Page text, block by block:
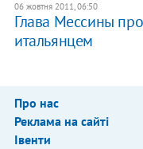
06 жовтня 2011, 06:50
Глава Мессины
итальянцем
Про нас
Реклама на сайті
Івенти